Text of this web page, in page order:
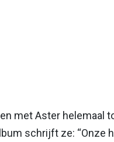
met Aster helemaal
schrijft ze: “Onze